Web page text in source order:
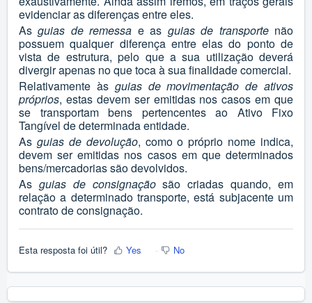
evidenciar as diferenças entre eles.
Asguias de remessa e as guias de transportenão
possuem qualquer diferença entre elas do ponto de
vista de estrutura, pelo que a sua utilização deverá
divergir apenas no que toca à sua finalidade comercial.
Relativamente às guias de movimentação de ativos
próprios, estas devem ser emitidas nos casos em que
se transportam bens pertencentes ao Ativo Fixo
Tangível de determinada entidade.
As guias de devolução, como o próprio nome indica,
devem ser emitidas nos casos em que determinados
bens/mercadorias são devolvidos.
As guias de consignaçãosão criadas quando, em
relação a determinado transporte, está subjacente um
contrato de consignação.
Esta resposta foi útil? Yes No